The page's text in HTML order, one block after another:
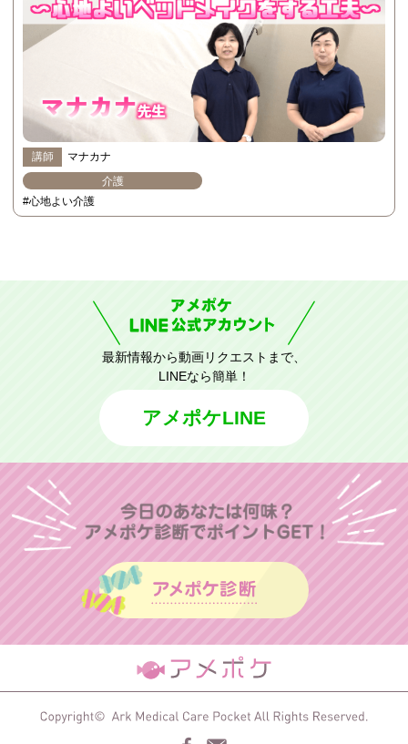
講師
マナカナ
介護
#心地よい介護
最新情報から動画リクエストまで、
LINEなら簡単！
アメポケLINE